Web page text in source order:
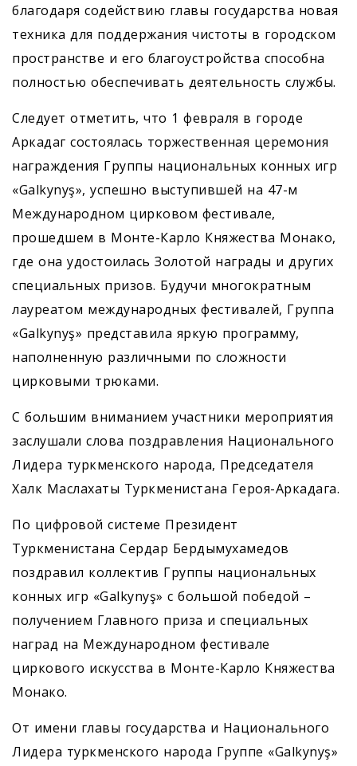
благодаря содействию главы государства новая
техника для поддержания чистоты в городском
пространстве и его благоустройства способна
полностью обеспечивать деятельность службы.
Следует отметить, что 1 февраля в городе
Аркадаг состоялась торжественная церемония
награждения Группы национальных конных игр
«Galkynyş», успешно выступившей на 47-м
Международном цирковом фестивале,
прошедшем в Монте-Карло Княжества Монако,
где она удостоилась Золотой награды и других
специальных призов. Будучи многократным
лауреатом международных фестивалей, Группа
«Galkynyş» представила яркую программу,
наполненную различными по сложности
цирковыми трюками.
С большим вниманием участники мероприятия
заслушали слова поздравления Национального
Лидера туркменского народа, Председателя
Халк Маслахаты Туркменистана Героя-Аркадага.
По цифровой системе Президент
Туркменистана Сердар Бердымухамедов
поздравил коллектив Группы национальных
конных игр «Galkynyş» с большой победой –
получением Главного приза и специальных
наград на Международном фестивале
циркового искусства в Монте-Карло Княжества
Монако.
От имени главы государства и Национального
Лидера туркменского народа Группе «Galkynyş»